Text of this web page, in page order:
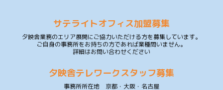
サテライトオフィス加盟募集
夕映舎業務のエリア展開にご協力いただける方を募集しています。
ご自身の事務所をお持ちの方であれば業種問いません。
詳細はお問い合わせください
夕映舎テレワークスタッフ募集
事務所所在地 京都・大阪・名古屋